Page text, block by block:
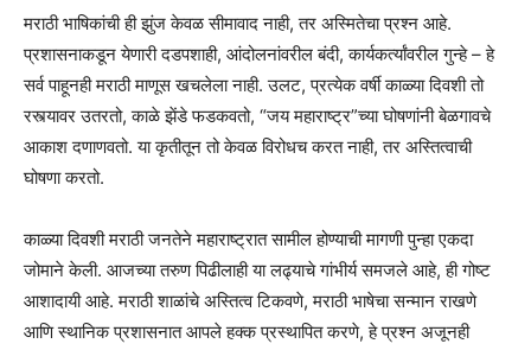
मराठी भाषिकांची ही झुंज केवळ सीमावाद नाही, तर अस्मितेचा प्रश्न आहे.
प्रशासनाकडून येणारी दडपशाही, आंदोलनांवरील बंदी, कार्यकर्त्यांवरील गुन्हे – हे
सर्व पाहूनही मराठी माणूस खचलेला नाही. उलट, प्रत्येक वर्षी काळ्या दिवशी तो
रस्त्यावर उतरतो, काळे झेंडे फडकवतो, “जय महाराष्ट्र”च्या घोषणांनी बेळगावचे
आकाश दणाणवतो. या कृतीतून तो केवळ विरोधच करत नाही, तर अस्तित्वाची
घोषणा करतो.
काळ्या दिवशी मराठी जनतेने महाराष्ट्रात सामील होण्याची मागणी पुन्हा एकदा
जोमाने केली. आजच्या तरुण पिढीलाही या लढ्याचे गांभीर्य समजले आहे, ही गोष्ट
आशादायी आहे. मराठी शाळांचे अस्तित्व टिकवणे, मराठी भाषेचा सन्मान राखणे
आणि स्थानिक प्रशासनात आपले हक्क प्रस्थापित करणे, हे प्रश्न अजूनही